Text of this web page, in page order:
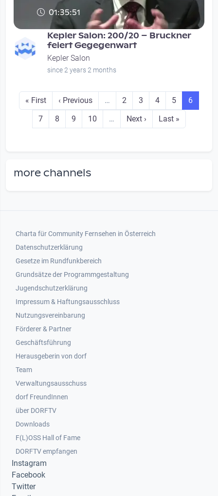
01:35:51
Kepler Salon: 200/20 – Bruckner
feiert Gegegenwart
Kepler Salon
since 2 years 2 months
Seitennummerierung
First page
« First Previous page
‹ Previous … Seite
2 Seite
3 Seite
4 Seite
5 Seite
6
Seite
7 Seite
8 Seite
9 Seite
10 … Next page
Next › Last page
Last »
more channels
Footer 1
Charta für Community Fernsehen in Österreich
Datenschutzerklärung
Gesetze im Rundfunkbereich
Grundsätze der Programmgestaltung
Jugendschutzerklärung
Impressum & Haftungsausschluss
Nutzungsvereinbarung
Footer 2
Förderer & Partner
Geschäftsführung
Herausgeberin von dorf
Team
Verwaltungsausschuss
dorf FreundInnen
Footer 3
über DORFTV
Downloads
F(L)OSS Hall of Fame
Footer 4
DORFTV empfangen
Instagram
Facebook
Twitter